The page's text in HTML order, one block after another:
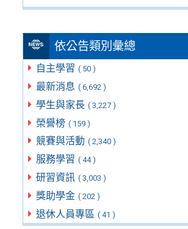
依公告類別彙總
自主學習 ( 50 )
最新消息 ( 6,692 )
學生與家長 ( 3,227 )
榮譽榜 ( 159 )
競賽與活動 ( 2,340 )
服務學習 ( 44 )
研習資訊 ( 3,003 )
獎助學金 ( 202 )
退休人員專區 ( 41 )